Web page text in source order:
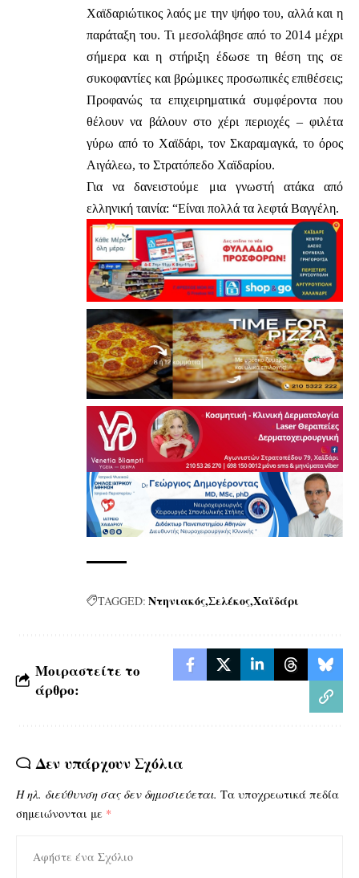
Χαϊδαριώτικος λαός με την ψήφο του, αλλά και η
παράταξη του. Τι μεσολάβησε από το 2014 μέχρι
σήμερα και η στήριξη έδωσε τη θέση της σε
συκοφαντίες και βρώμικες προσωπικές επιθέσεις;
Προφανώς τα επιχειρηματικά συμφέροντα που
θέλουν να βάλουν στο χέρι περιοχές – φιλέτα
γύρω από το Χαϊδάρι, τον Σκαραμαγκά, το όρος
Αιγάλεω, το Στρατόπεδο Χαϊδαρίου.
Για να δανειστούμε μια γνωστή ατάκα από
ελληνική ταινία: “Είναι πολλά τα λεφτά Βαγγέλη.
TAGGED: ΝτηνιακόςΣελέκοςΧαϊδάρι
Μοιραστείτε το
άρθρο:
Δεν υπάρχουν Σχόλια
Η ηλ. διεύθυνση σας δεν δημοσιεύεται. Τα υποχρεωτικά πεδία
σημειώνονται με *